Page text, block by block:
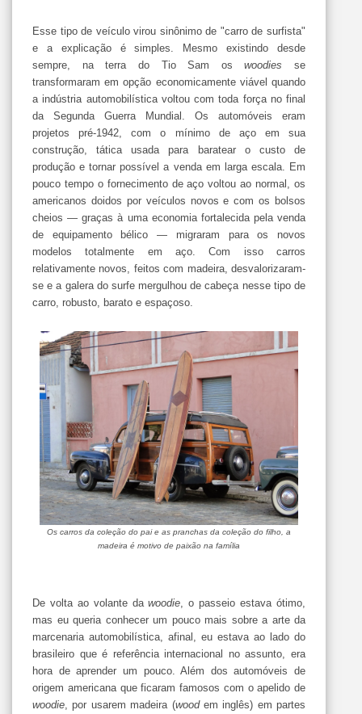
Esse tipo de veículo virou sinônimo de "carro de surfista"
e a explicação é simples. Mesmo existindo desde
sempre, na terra do Tio Sam oswoodies se
transformaram em opção economicamente viável quando
a indústria automobilística voltou com toda força no final
da Segunda Guerra Mundial. Os automóveis eram
projetos pré-1942, com o mínimo de aço em sua
construção, tática usada para baratear o custo de
produção e tornar possível a venda em larga escala. Em
pouco tempo o fornecimento de aço voltou ao normal, os
americanos doidos por veículos novos e com os bolsos
cheios — graças à uma economia fortalecida pela venda
de equipamento bélico — migraram para os novos
modelos totalmente em aço. Com isso carros
relativamente novos, feitos com madeira, desvalorizaram-
se e a galera do surfe mergulhou de cabeça nesse tipo de
carro, robusto, barato e espaçoso.
Os carros da coleção do pai e as pranchas da coleção do filho, a
madeira é motivo de paixão na família
De volta ao volante dawoodie, o passeio estava ótimo,
mas eu queria conhecer um pouco mais sobre a arte da
marcenaria automobilística, afinal, eu estava ao lado do
brasileiro que é referência internacional no assunto, era
hora de aprender um pouco. Além dos automóveis de
origem americana que ficaram famosos com o apelido de
woodie, por usarem madeira (wood em inglês) em partes